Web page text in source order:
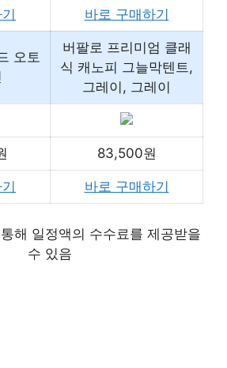
바로 구매하기
오토
버팔로 프리미엄 클래
식 캐노피 그늘막텐트,
그레이, 그레이
83,500원
바로 구매하기
해 일정액의 수수료를 제공받을
수 있음